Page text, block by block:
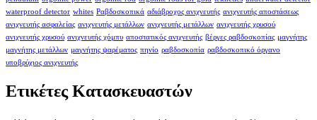
waterproof detector whites Ραβδοσκοπικά αδιάβροχος ανιχνευτής ανιχνευτής αποστάσεως
ανιχνευτής ασφαλείας ανιχνευτής μετάλλων ανιχνευτής μετάλλων ανιχνευτής χρυσού
ανιχνευτής χρυσού ανιχνευτής χόμπυ αποστατικός ανιχνευτής βέργες ραβδοσκοπίας μαγνήτης
μαγνήτης μετάλλων μαγνήτης ψαρέματος πηνίο ραβδοσκοπία ραβδοσκοπικό όργανο
υποβρύχιος ανιχνευτής
Ετικέτες Κατασκευαστών